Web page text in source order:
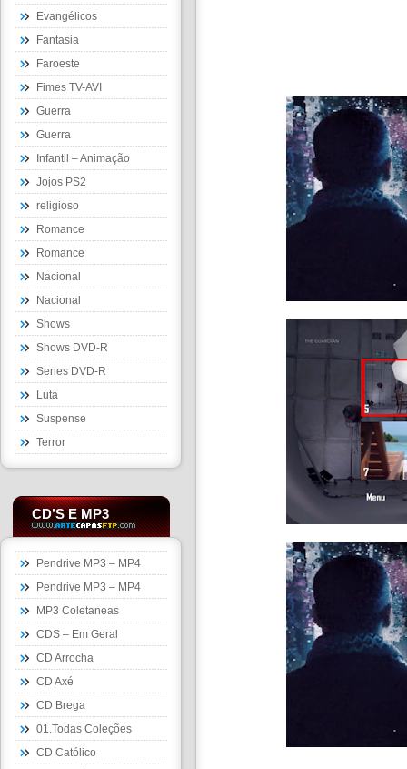
Evangélicos
Fantasia
Faroeste
Fimes TV-AVI
Guerra
Guerra
Infantil – Animação
Jojos PS2
religioso
Romance
Romance
Nacional
Nacional
Shows
Shows DVD-R
Series DVD-R
Luta
Suspense
Terror
CD’S E MP3
Pendrive MP3 – MP4
Pendrive MP3 – MP4
MP3 Coletaneas
CDS – Em Geral
CD Arrocha
CD Axé
CD Brega
01.Todas Coleções
CD Católico